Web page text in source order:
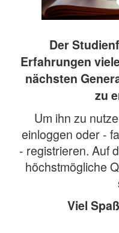
Der
Erfahrungen
nächsten
zu
Um ihn zu
einloggen oder -
- registrieren. Auf
höchstmögliche
Viel